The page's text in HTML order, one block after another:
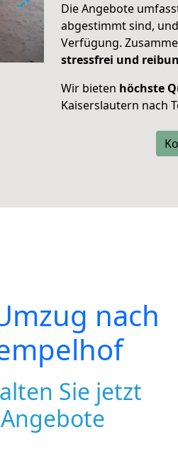
Die Angebote
abgestimmt sind,
Verfügung.
stressfrei und
Wir bieten höchste
Kaiserslautern nach
nach
Sie jetzt
Angebote